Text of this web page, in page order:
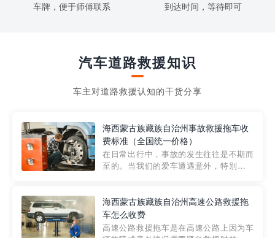
车牌，便于师傅联系
到达时间，等待即可
汽车道路救援知识
车主对道路救援认知的干货分享
海西蒙古族藏族自治州事故救援拖车收
费标准（全国统一价格）
在日常出行中，事故的发生往往是不期而
至的。当我们的爱车遭遇意外，特别是在
对收费标准并不十分了解。穿越者救援详
细解析一下市区事故救援拖车的收费标
准，以及在选用拖车服务时应注...
海西蒙古族藏族自治州高速公路救援拖
车怎么收费
高速公路救援拖车是在高速公路上因为车